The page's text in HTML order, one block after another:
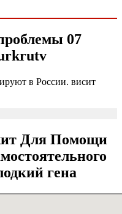
07
в России. висит
Для Помощи
гена